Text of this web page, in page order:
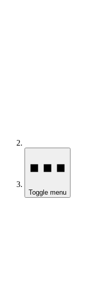
Toggle menu